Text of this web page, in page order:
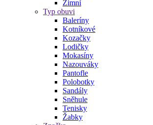
Zimní
Typ obuvi
Baleríny
Kotníkové
Kozačky
Lodičky
Mokasíny
Nazouváky
Pantofle
Polobotky
Sandály
Sněhule
Tenisky
Žabky